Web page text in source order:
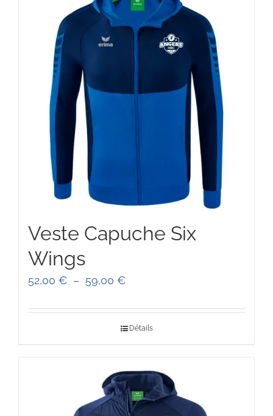
Veste Capuche Six
Wings
52,00 € – 59,00 €Plage
59,00 €
Détails